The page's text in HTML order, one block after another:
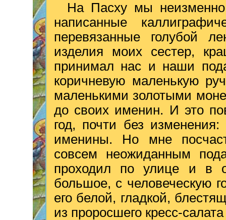
На Пасху мы
написанные
перевязанные голубой
изделия моих сестер,
принимал нас и наши
коричневую маленькую
маленькими золотыми
до своих именин. И это
год, почти без
именины. Но мне
совсем неожиданным
проходил по улице и в
большое, с человеческую
его белой, гладкой,
из проросшего кресс-